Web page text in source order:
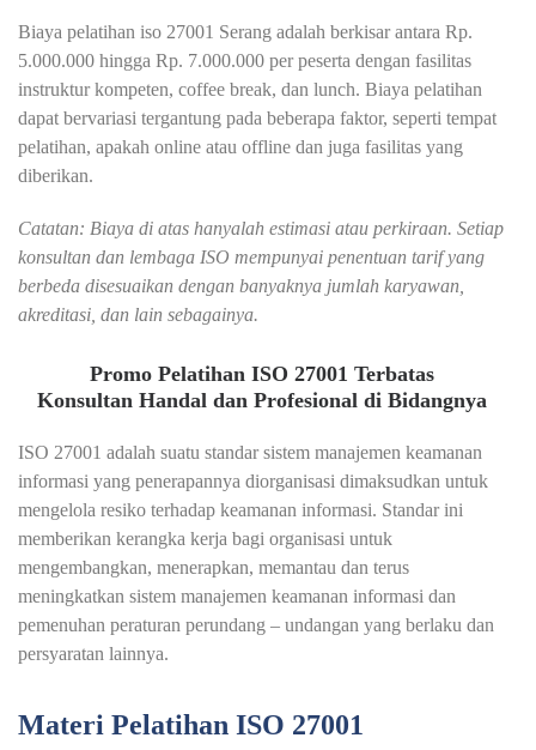
Biaya pelatihan iso 27001 Serang adalah berkisar antara Rp.
5.000.000 hingga Rp. 7.000.000 per peserta dengan fasilitas
instruktur kompeten, coffee break, dan lunch. Biaya pelatihan
dapat bervariasi tergantung pada beberapa faktor, seperti tempat
pelatihan, apakah online atau offline dan juga fasilitas yang
diberikan.
Catatan: Biaya di atas hanyalah estimasi atau perkiraan. Setiap
konsultan dan lembaga ISO mempunyai penentuan tarif yang
berbeda disesuaikan dengan banyaknya jumlah karyawan,
akreditasi, dan lain sebagainya.
Promo Pelatihan ISO 27001 Terbatas
Konsultan Handal dan Profesional di Bidangnya
ISO 27001 adalah suatu standar sistem manajemen keamanan
informasi yang penerapannya diorganisasi dimaksudkan untuk
mengelola resiko terhadap keamanan informasi. Standar ini
memberikan kerangka kerja bagi organisasi untuk
mengembangkan, menerapkan, memantau dan terus
meningkatkan sistem manajemen keamanan informasi dan
pemenuhan peraturan perundang – undangan yang berlaku dan
persyaratan lainnya.
Materi Pelatihan ISO 27001